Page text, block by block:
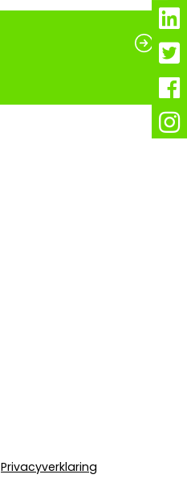
Privacyverklaring